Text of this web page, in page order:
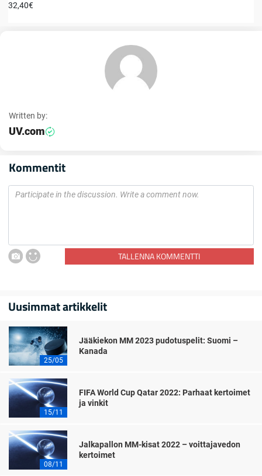
32,40€
Written by:
UV.com
Kommentit
TALLENNA KOMMENTTI
Uusimmat artikkelit
25/05
Jääkiekon MM 2023 pudotuspelit: Suomi –
Kanada
15/11
FIFA World Cup Qatar 2022: Parhaat kertoimet
ja vinkit
08/11
Jalkapallon MM-kisat 2022 – voittajavedon
kertoimet